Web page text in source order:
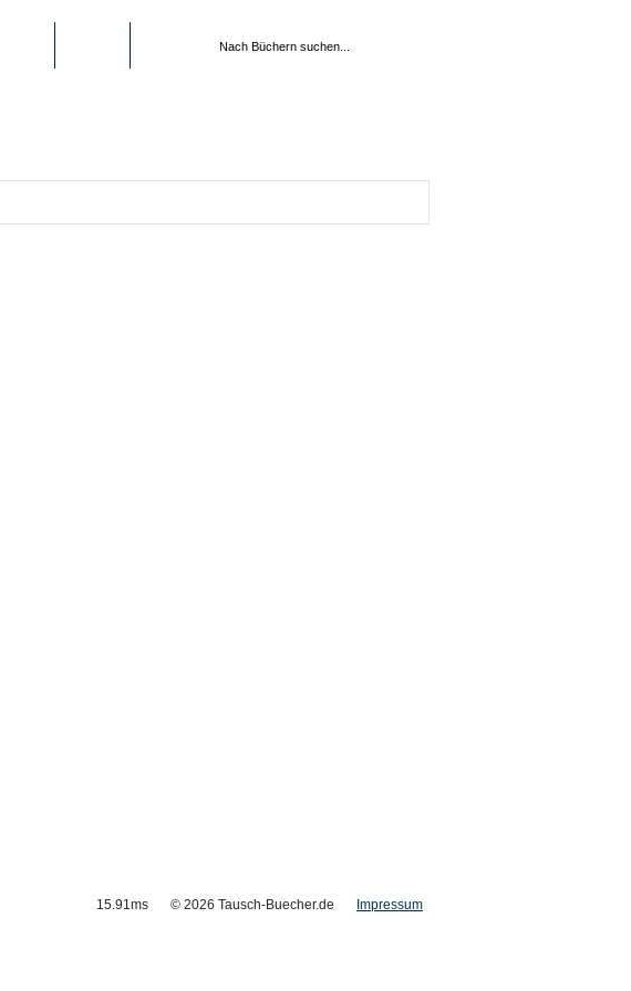
15.91ms © 2026 Tausch-Buecher.de Impressum